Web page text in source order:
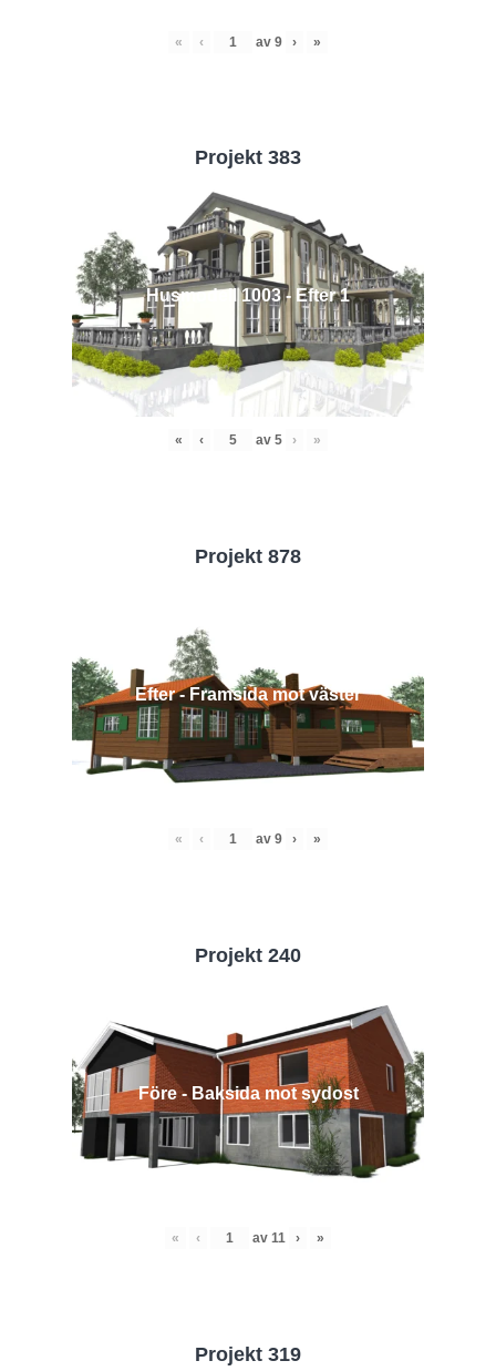
« ‹ av 9 › »
Projekt 383
Husmodell 1003 - Efter 1
« ‹ av 5 › »
Projekt 878
Efter - Framsida mot väster
« ‹ av 9 › »
Projekt 240
Före - Baksida mot sydost
« ‹ av 11 › »
Projekt 319